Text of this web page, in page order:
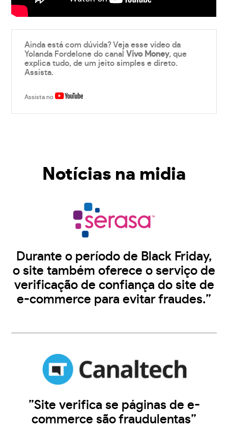
Ainda está com dúvida? Veja esse vídeo da
Yolanda Fordelone do canalVivo Money, que
explica tudo, de um jeito simples e direto.
Assista.
Assista no
Notícias na midia
Durante o período de Black Friday,
o site também oferece o serviço de
verificação de confiança do site de
e-commerce para evitar fraudes.”
”Site verifica se páginas de e-
commerce são fraudulentas”